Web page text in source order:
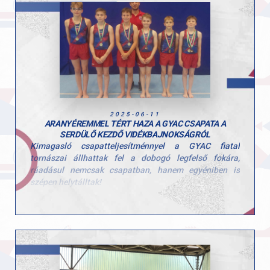
Köszönjük és gratulálunk az edzői csapat felkészítő
munkájához: Fazekas Péter, Szűcs Erik, Bőhm Szilárd
és Szabó Nándor!
2025-06-11
ARANYÉREMMEL TÉRT HAZA A GYAC CSAPATA A
SERDÜLŐ KEZDŐ VIDÉKBAJNOKSÁGRÓL
Kimagasló csapatteljesítménnyel a GYAC fiatal
tornászai állhattak fel a dobogó legfelső fokára,
ráadásul nemcsak csapatban, hanem egyéniben is
szépen helytálltak!
A bajnokcsapat tagjai: Németh Ervin, Varga Zente,
Hajba Gellért, Orbán Barnabás, Kozma Dávid, Végh
Egyéni összetett eredmények:
1. hely – Varga Zente